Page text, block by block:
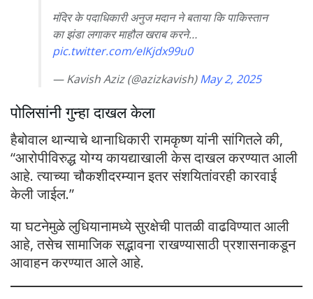
मंदिर के पदाधिकारी अनुज मदान ने बताया कि पाकिस्तान
का झंडा लगाकर माहौल खराब करने…
pic.twitter.com/eIKjdx99u0
— Kavish Aziz (@azizkavish)May 2, 2025
पोलिसांनी गुन्हा दाखल केला
हैबोवाल थान्याचे थानाधिकारी रामकृष्ण यांनी सांगितले की,
“आरोपीविरुद्ध योग्य कायद्याखाली केस दाखल करण्यात आली
आहे. त्याच्या चौकशीदरम्यान इतर संशयितांवरही कारवाई
केली जाईल.”
या घटनेमुळे लुधियानामध्ये सुरक्षेची पातळी वाढविण्यात आली
आहे, तसेच सामाजिक सद्भावना राखण्यासाठी प्रशासनाकडून
आवाहन करण्यात आले आहे.